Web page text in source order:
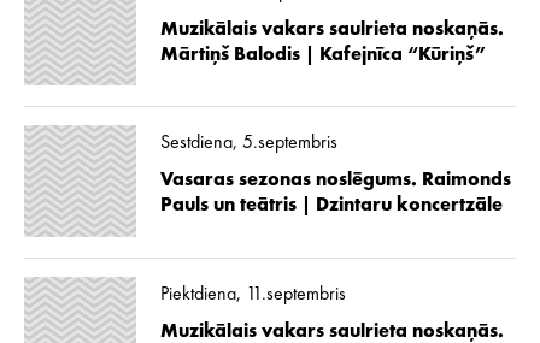
Muzikālais vakars saulrieta noskaņās.
Mārtiņš Balodis | Kafejnīca “Kūriņš”
Sestdiena, 5.septembris
Vasaras sezonas noslēgums. Raimonds
Pauls un teātris | Dzintaru koncertzāle
Piektdiena, 11.septembris
Muzikālais vakars saulrieta noskaņās.